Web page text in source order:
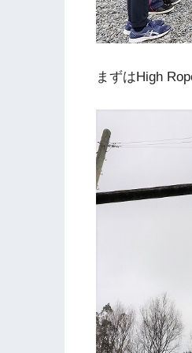
まずはHigh